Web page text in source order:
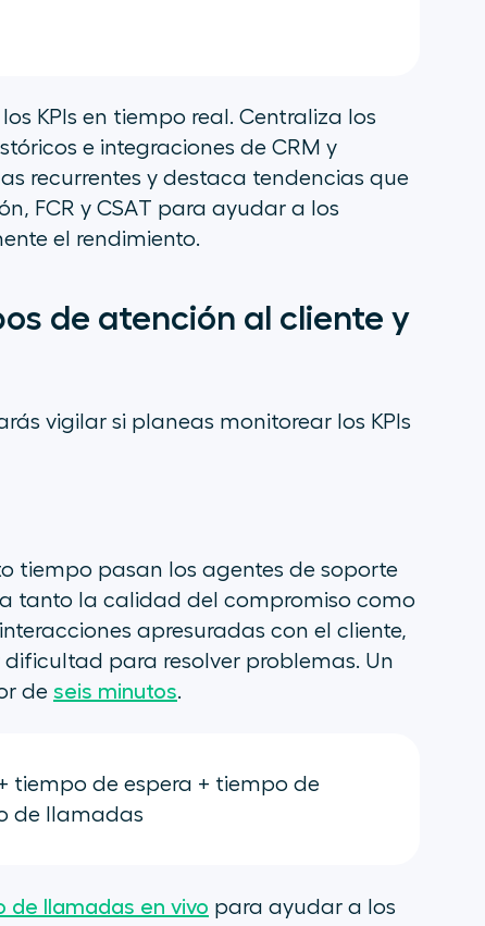
KPIs en tiempo real. Centraliza los
e integraciones de CRM y
recurrentes y destaca tendencias que
FCR y CSAT para ayudar a los
el rendimiento.
de atención al cliente y
vigilar si planeas monitorear los KPIs
tiempo pasan los agentes de soporte
tanto la calidad del compromiso como
apresuradas con el cliente,
para resolver problemas. Un
de seis minutos.
tiempo de espera + tiempo de
de llamadas
de llamadas en vivo para ayudar a los